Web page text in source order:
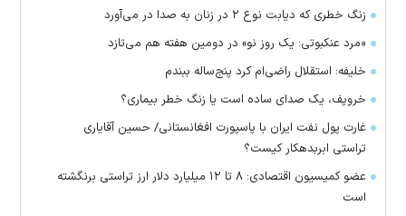
زنگ خطری که دیابت نوع ۲ در زنان به صدا در می‌آورد
«مرد عنکبوتی: یک روز نو» در دومین هفته هم می‌تازد
خلیفه: استقلال راضی‌ام کرد پنج‌ساله ببندم
خروپف، یک صدای ساده است یا زنگ خطر بیماری؟
غارت پول نفت ایران با پاسپورت افغانستانی/ حسین آقایاری
تراستی ابربدهکار کیست؟
عضو کمیسیون اقتصادی: ۸ تا ۱۲ میلیارد دلار ارز تراستی برنگشته
است